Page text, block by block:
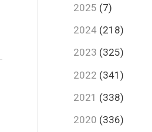
2025 (7)
2024 (218)
2023 (325)
2022 (341)
2021 (338)
2020 (336)